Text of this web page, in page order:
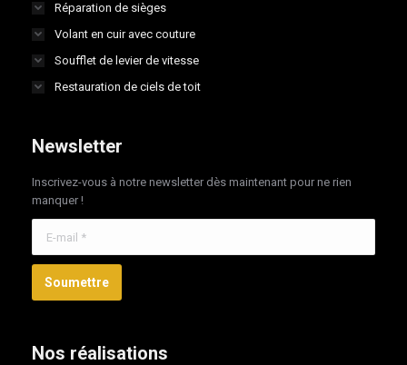
Réparation de sièges
Volant en cuir avec couture
Soufflet de levier de vitesse
Restauration de ciels de toit
Newsletter
Inscrivez-vous à notre newsletter dès maintenant pour ne rien
manquer !
Soumettre
Nos réalisations